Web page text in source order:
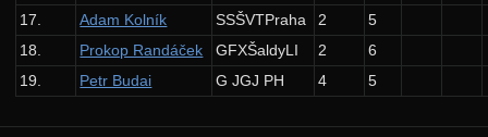
17.
Adam Kolník SSŠVTPraha 2
5
18.
Prokop Randáček GFXŠaldyLI 2
6
19.
Petr Budai G JGJ PH 4 5
Zadání 4. série
Řešení
Výsledky
Zadání 5. série